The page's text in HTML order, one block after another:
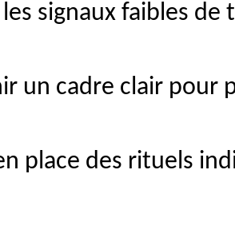
signaux faibles
un cadre clair pour
place des rituels